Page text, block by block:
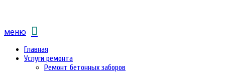
меню
Главная
Услуги ремонта
Ремонт бетонных заборов